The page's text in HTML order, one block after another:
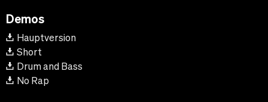
Demos
Hauptversion
Short
Drum and Bass
No Rap